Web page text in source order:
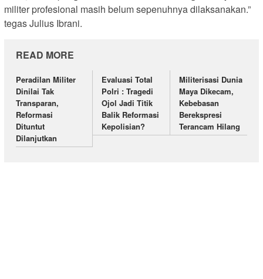
militer profesional masih belum sepenuhnya dilaksanakan.”
tegas Julius Ibrani.
READ MORE
Peradilan Militer
Dinilai Tak
Transparan,
Reformasi
Dituntut
Dilanjutkan
Evaluasi Total
Polri : Tragedi
Ojol Jadi Titik
Balik Reformasi
Kepolisian?
Militerisasi Dunia
Maya Dikecam,
Kebebasan
Berekspresi
Terancam Hilang